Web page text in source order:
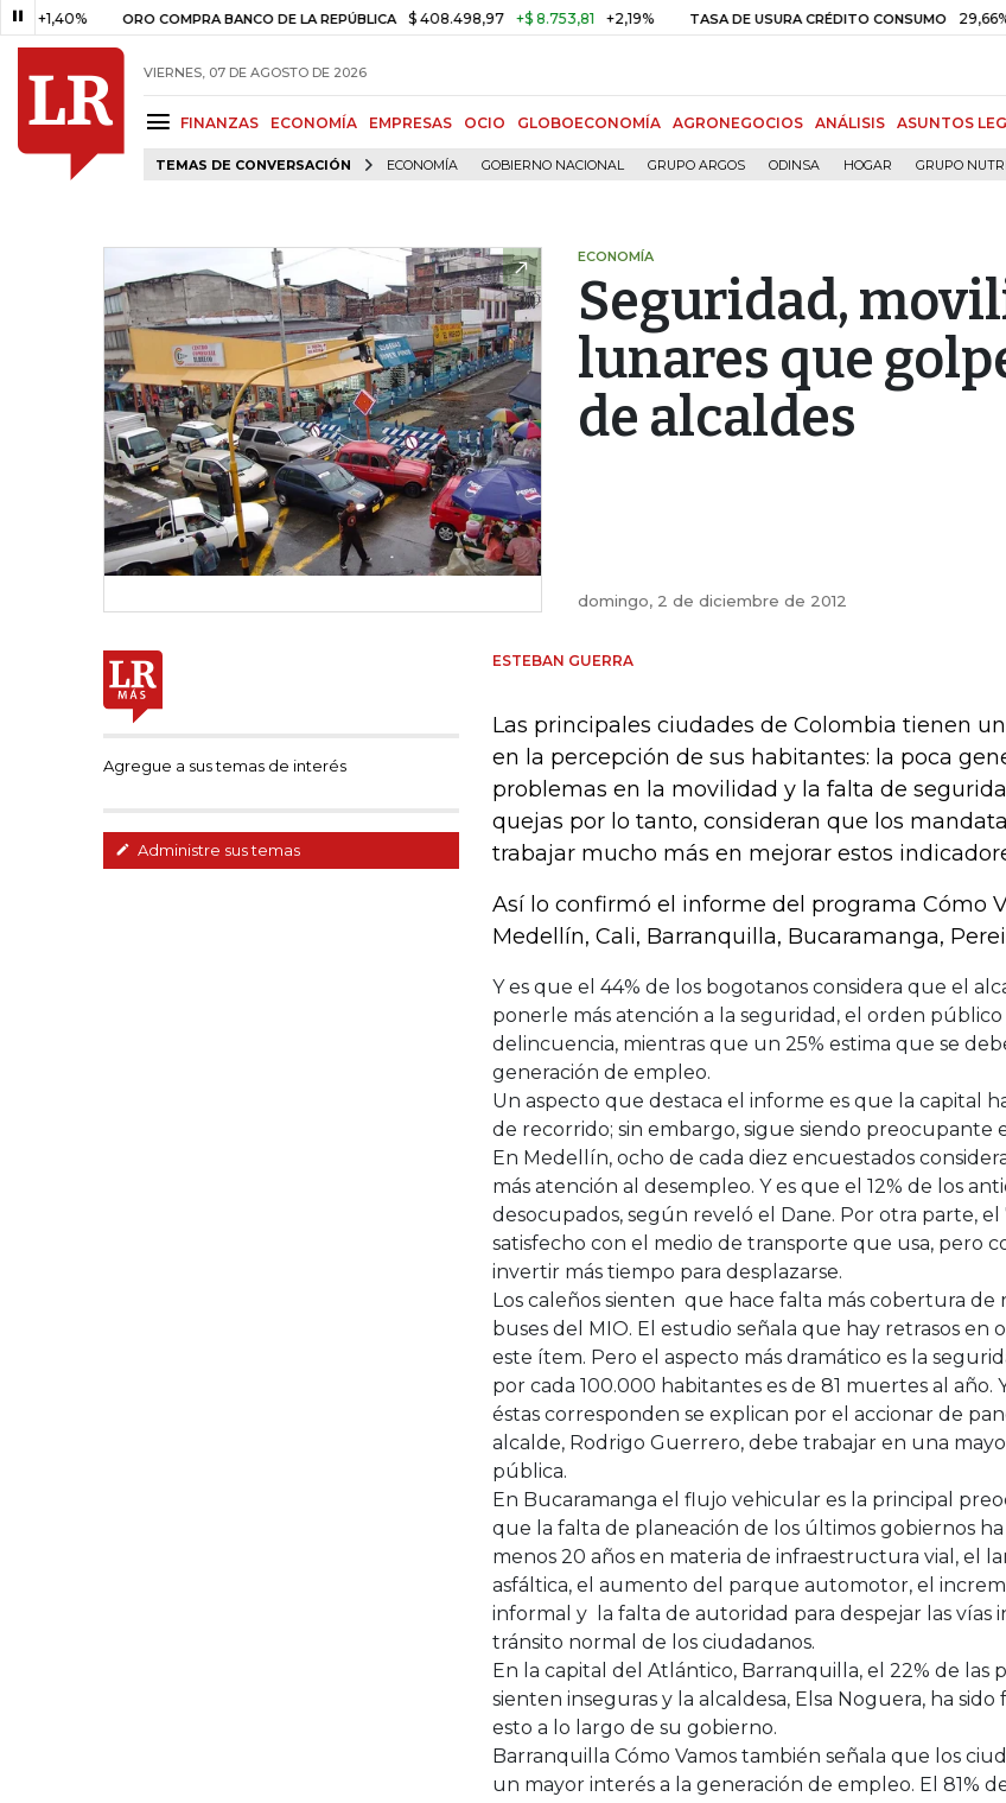
ORO COMPRA BANCO DE LA REPÚBLICA $ 408.498,97 +$ 8.753,81 +2,19% TASA DE USURA CRÉDITO CONSUMO 29,66%
VIERNES, 07 DE AGOSTO DE 2026
FINANZAS ECONOMÍA EMPRESAS OCIO GLOBOECONOMÍA AGRONEGOCIOS ANÁLISIS ASUNTOS
TEMAS DE CONVERSACIÓN ECONOMÍA GOBIERNO NACIONAL GRUPO ARGOS ODINSA HOGAR GRUPO
ECONOMÍA
Seguridad,
lunares que
de alcaldes
domingo, 2 de diciembre de 2012
Agregue a sus temas de interés
Administre sus temas
ESTEBAN GUERRA
Las principales ciudades de Colombia tienen
en la percepción de sus habitantes: la poca
problemas en la movilidad y la falta de
quejas por lo tanto, consideran que los
trabajar mucho más en mejorar estos
Así lo confirmó el informe del programa Cómo
Medellín, Cali, Barranquilla, Bucaramanga,
Y es que el 44% de los bogotanos considera que el
ponerle más atención a la seguridad, el orden
delincuencia, mientras que un 25% estima que se
generación de empleo.
Un aspecto que destaca el informe es que la capital
de recorrido; sin embargo, sigue siendo preocupante
En Medellín, ocho de cada diez encuestados
más atención al desempleo. Y es que el 12% de los
desocupados, según reveló el Dane. Por otra parte, el
satisfecho con el medio de transporte que usa, pero
invertir más tiempo para desplazarse.
Los caleños sienten que hace falta más cobertura de
buses del MIO. El estudio señala que hay retrasos en
este ítem. Pero el aspecto más dramático es la
por cada 100.000 habitantes es de 81 muertes al año.
éstas corresponden se explican por el accionar de
alcalde, Rodrigo Guerrero, debe trabajar en una
pública.
En Bucaramanga el flujo vehicular es la principal
que la falta de planeación de los últimos gobiernos ha
menos 20 años en materia de infraestructura vial, el
asfáltica, el aumento del parque automotor, el
informal y la falta de autoridad para despejar las vías
tránsito normal de los ciudadanos.
En la capital del Atlántico, Barranquilla, el 22% de las
sienten inseguras y la alcaldesa, Elsa Noguera, ha
esto a lo largo de su gobierno.
Barranquilla Cómo Vamos también señala que los
un mayor interés a la generación de empleo. El 81%